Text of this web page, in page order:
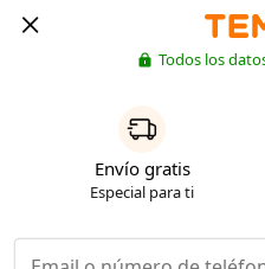
Todos los
Envío gratis
Especial para ti